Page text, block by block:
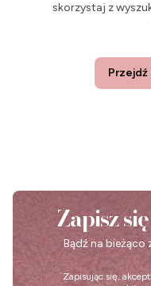
skorzystaj z
Przejdź
Zapisz
Bądź na
Zapisując się,